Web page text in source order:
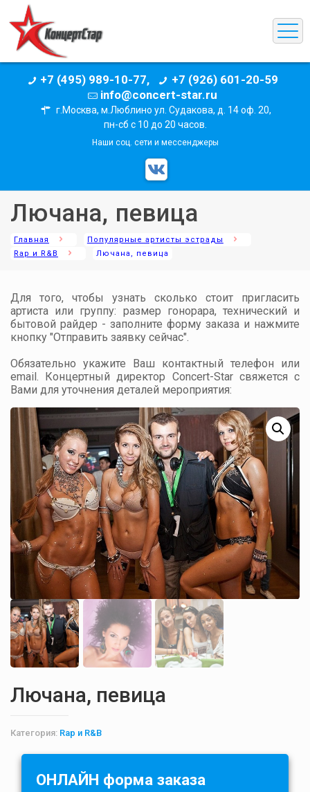
+7 (495) 989-10-77,
+7 (926) 601-20-59
info@concert-star.ru
г.Москва, м.Люблино ул. Судакова, д. 14 оф. 20,
пн-сб с 10 до 20 часов.
Наши соц. сети и мессенджеры
Лючана, певица
Главная
Популярные артисты эстрады
Rap и R&B
Лючана, певица
Для того, чтобы узнать сколько стоит пригласить
артиста или группу: размер гонорара, технический и
бытовой райдер - заполните форму заказа и нажмите
кнопку "Отправить заявку сейчас".
Обязательно укажите Ваш контактный телефон или
email. Концертный директор Concert-Star свяжется с
Вами для уточнения деталей мероприятия:
Лючана, певица
Категория: Rap и R&B
ОНЛАЙН форма заказа